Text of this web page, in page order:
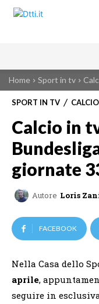
Home Sport in tv
SPORT IN TV CALCIO
Calcio in
giornate
Autore Loris
FACEBOOK
Nella Casa dello
aprile,
seguire in